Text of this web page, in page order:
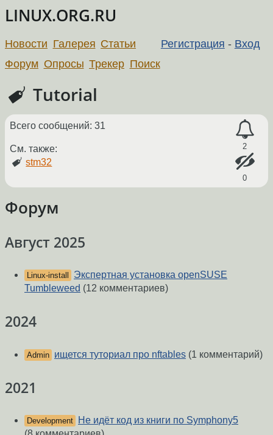
LINUX.ORG.RU
Регистрация - Вход
Новости Галерея Статьи
Форум Опросы Трекер Поиск
Tutorial
2
0
Всего сообщений: 31
См. также:
stm32
Форум
Август 2025
Linux-install
Экспертная установка openSUSE
Tumbleweed (12 комментариев)
2024
Admin ищется туториал про nftables (1 комментарий)
2021
Development
Не идёт код из книги по Symphony5